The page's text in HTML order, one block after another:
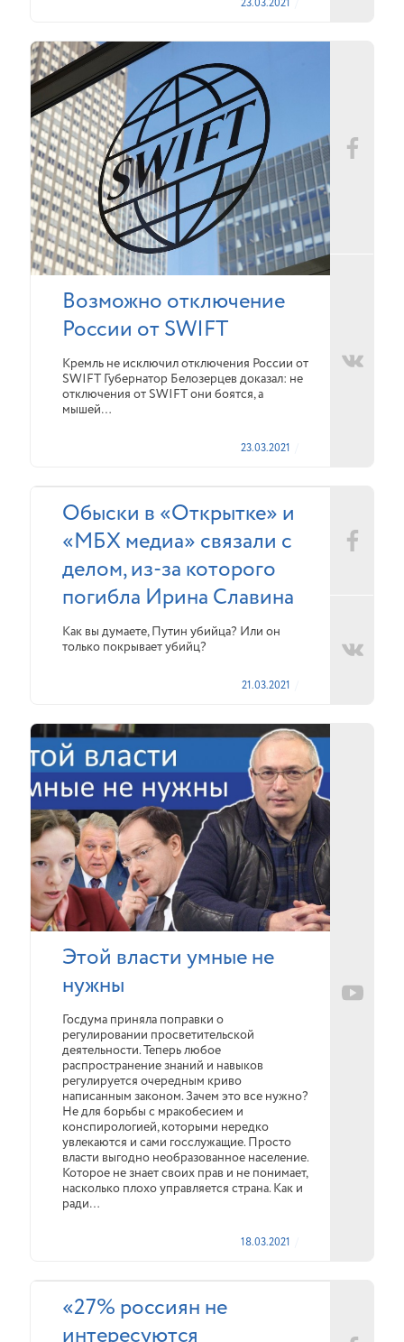
23.03.2021
Возможно отключение
России от SWIFT
Кремль не исключил отключения России от
SWIFT Губернатор Белозерцев доказал: не
отключения от SWIFT они боятся, а
мышей…
23.03.2021
Обыски в «Открытке» и
«МБХ медиа» связали с
делом, из-за которого
погибла Ирина Славина
Как вы думаете, Путин убийца? Или он
только покрывает убийц?
21.03.2021
Этой власти умные не
нужны
Госдума приняла поправки о
регулировании просветительской
деятельности. Теперь любое
распространение знаний и навыков
регулируется очередным криво
написанным законом. Зачем это все нужно?
Не для борьбы с мракобесием и
конспирологией, которыми нередко
увлекаются и сами госслужащие. Просто
власти выгодно необразованное население.
Которое не знает своих прав и не понимает,
насколько плохо управляется страна. Как и
ради…
18.03.2021
«27% россиян не
интересуются